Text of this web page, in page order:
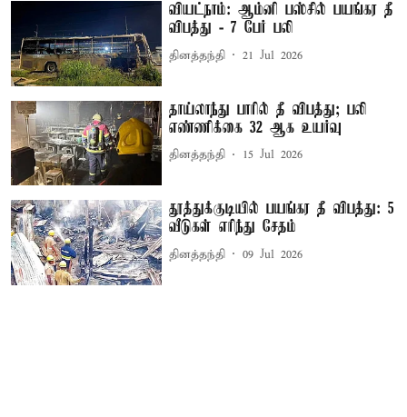
வியட்நாம்: ஆம்னி பஸ்சில் பயங்கர தீ
விபத்து - 7 பேர் பலி
தினத்தந்தி 21 Jul 2026
தாய்லாந்து பாரில் தீ விபத்து; பலி
எண்ணிக்கை 32 ஆக உயர்வு
தினத்தந்தி 15 Jul 2026
தூத்துக்குடியில் பயங்கர தீ விபத்து: 5
வீடுகள் எரிந்து சேதம்
தினத்தந்தி 09 Jul 2026